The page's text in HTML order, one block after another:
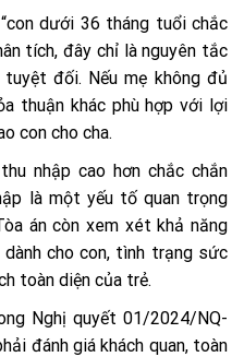
dưới 36 tháng tuổi chắc
tích, đây chỉ là nguyên tắc
đối. Nếu mẹ không đủ
thuận khác phù hợp với lợi
con cho cha.
nhập cao hơn chắc chắn
là một yếu tố quan trọng
án còn xem xét khả năng
cho con, tình trạng sức
toàn diện của trẻ.
Nghị quyết 01/2024/NQ-
đánh giá khách quan, toàn